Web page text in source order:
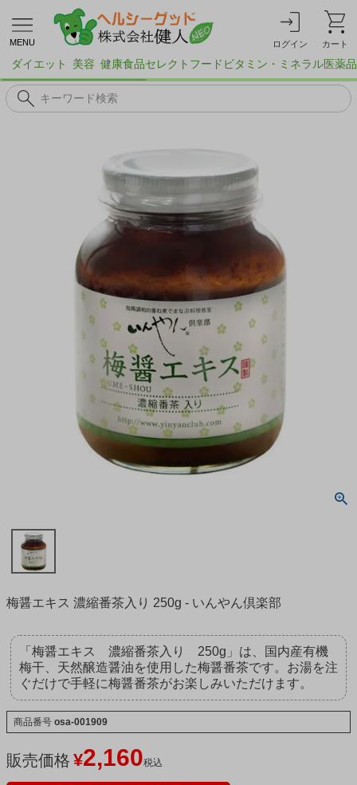
MENU ログイン カート
ダイエット 美容 健康食品セレクトフード ビタミン・ミネラル医薬品
梅醤エキス 濃縮番茶入り 250g - いんやん倶楽部
「梅醤エキス 濃縮番茶入り 250g」は、国内産有機
梅干、天然醸造醤油を使用した梅醤番茶です。お湯を注
ぐだけで手軽に梅醤番茶がお楽しみいただけます。
商品番号 osa-001909
販売価格 ¥2,160税込